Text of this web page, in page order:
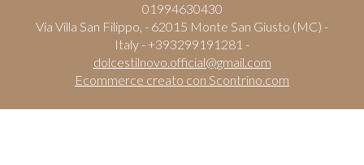
01994630430
Via Villa San Filippo, - 62015 Monte San Giusto (MC) -
Italy - +393299191281 -
dolcestilnovo.official@gmail.com
Ecommerce creato con Scontrino.com